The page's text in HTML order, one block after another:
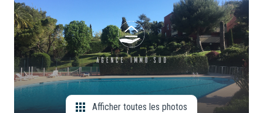
Locaux
Commerciaux
Neuf
CONSEILLERS
NOUS
REJOINDRE
Afficher toutes les photos